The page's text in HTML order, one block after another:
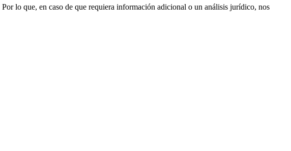
lo que, en caso de que requiera información adicional o un análisis jurídico, nos